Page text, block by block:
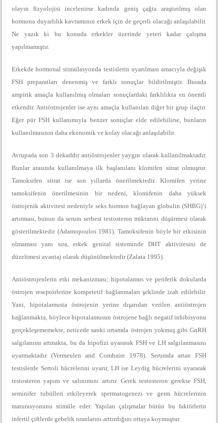
olayın fizyolojisi incelenirse kadında geniş çağta araştırılmış olan
hormona duyarlılık kavramının erkek için de geçerli olacağı anlaşılabilir.
Ne yazık ki bu konuda erkekler üzerinde yeteri kadar çalışma
yapılmamıştır.
Erkekde hormonal stimülasyonda testislerin uyarılması amacıyla değişik
FSH preparatları denenmiş ve farklı sonuçlar bildirilmiştir. Burada
ampirik amaçla kullanılmış olmaları sonuçlardaki farklılıkta en önemli
etkendir. Antiöstrojenler ise aynı amaçla kullanılan diğer bir grup ilaçtır.
Eğer pür FSH kullanımıyla benzer sonuçlar elde edilebilirse, bunların
kullanılmasının daha ekonomik ve kolay olacağı anlaşılabilir.
Avrupada son 3 dekaddır antiöstrojenler yaygın olarak kullanılmaktadır.
Bunlar arasında kullanılmaya ilk başlanılanı klomifen sitrat olmuştur.
Tamoksifen sitrat ise son yıllarda önerilmektedir. Klomifen yerine
tamoksifenin önerilmesinin bir nedeni, klomifenin daha yüksek
östrojenik aktivitesi nedeniyle seks hormon bağlayan globulin (SHBG)’i
artırması, bunun da serum serbest testosteron miktarını düşürmesi olarak
gösterilmektedir (Adamopoulos 1981). Tamoksifenin böyle bir etkisinin
olmaması yanı sıra, erkek genital sisteminde DHT aktivitesini de
düzeltmesi avantaj olarak düşünülmektedir (Zalata 1995).
Antiöstrojenlerin etki mekanizması; hipotalamus ve periferik dokularda
östrojen reseptörlerine kompetetif bağlanmaları şeklinde izah edilebilir.
Yani, hipotalamusta östrojenin yerine dışarıdan verilen antiöstrojen
bağlanmakta, böylece hipotalamusun östrojene bağlı negatif inhibisyonu
gerçekleşememekte, neticede sanki ortamda östrojen yokmuş gibi GnRH
salgılanımı artmakta, bu da hipofizi uyararak FSH ve LH salgılanmasını
uyarmaktadır (Vermeulen and Comhaire 1978). Serumda artan FSH
testislerde Sertoli hücrelerini uyarır, LH ise Leydig hücrelerini uyararak
testosteron yapım ve salınımını artırır. Gerek testosteron gerekse FSH,
seminifer tubülleri etkileyerek spermatogenezi ve germ hücrelerinin
maturasyonunu stimüle eder. Yapılan çalışmalar bütün bu faktörlerin
infertil çiftlerde gebelik oranlarını arttırdığını ortaya koymuştur.